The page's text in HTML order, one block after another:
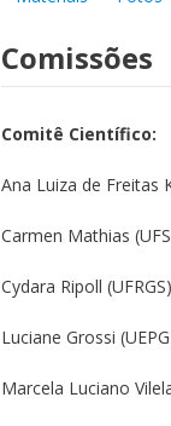
Comissões
Comitê Científico:
Ana Luiza de Freitas
Carmen Mathias
Cydara Ripoll (UFRGS)
Luciane Grossi
Marcela Luciano